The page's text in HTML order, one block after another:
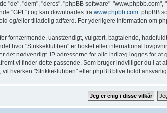
"de", "dem", "deres", "phpBB software",
"GPL") og kan downloades fra www.phpbb.com. phpBB
og/eller tilladelig adfærd. For yderligere information om
fornærmende, uanstændigt, vulgært, bagtalende,
hvor "Strikkeklubben" er hostet eller international
det nødvendigt. IP-adresserne for alle indlæg logges for
vi finder dette passende. Som bruger indvilliger du i
hverken "Strikkeklubben" eller phpBB blive holdt